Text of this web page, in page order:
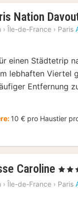
Nation
› Île-de-France › Paris
einen Städtetrip
lebhaften Viertel
Entfernung
10 € pro Haustier
Caroline 1
ab
, 3
› Île-de-France › Paris